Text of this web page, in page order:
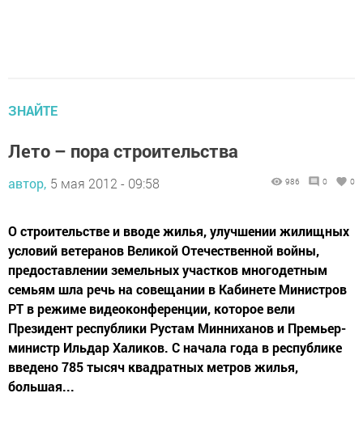
ЗНАЙТЕ
Лето – пора строительства
автор, 5 мая 2012 - 09:58 986 0 0
О строительстве и вводе жилья, улучшении жилищных
условий ветеранов Великой Отечественной войны,
предоставлении земельных участков многодетным
семьям шла речь на совещании в Кабинете Министров
РТ в режиме видеоконференции, которое вели
Президент республики Рустам Минниханов и Премьер-
министр Ильдар Халиков. С начала года в республике
введено 785 тысяч квадратных метров жилья,
большая...